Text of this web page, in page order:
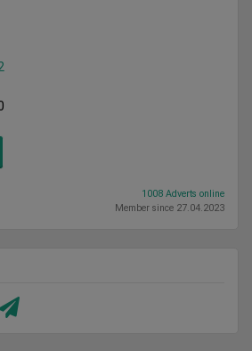
1008 Adverts online
Member since 27.04.2023